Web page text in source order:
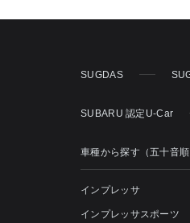
SUGDAS
SUBARU 認定U-Car
車種から探す（五十音順
インプレッサ
インプレッサスポーツ